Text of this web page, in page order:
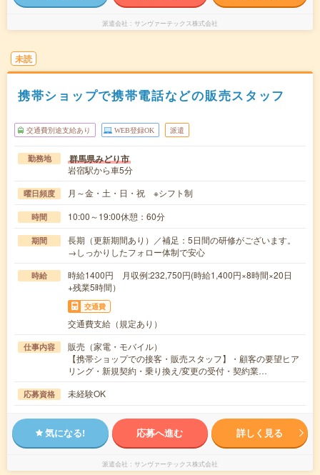
派遣会社 サンヴァーテックス株式会社
未読
携帯ショップで携帯電話などの販売スタッフ
交通費別途支給あり WEB登録OK 派遣
勤務地 群馬県みどり市
岩宿駅から車5分
曜日頻度 月～金・土・日・祝 ※シフト制
時間 10:00～19:00休憩：60分
期間
長期（更新期間あり）／補足：5日間の研修がございます。
→しっかりしたフォロー体制で安心
時給
時給1400円 月収例:232,750円(時給1,400円×8時間×20日
+残業5時間）
交通費
交通費支給（規定あり）
仕事内容
販売（家電・モバイル）
【携帯ショップでの接客・販売スタッフ】・顧客の要望ヒア
リング・新規契約・乗り換え/変更の受付・契約業…
応募資格 未経験OK
気になる! 応募へ進む 詳しく見る
派遣会社 サンヴァーテックス株式会社